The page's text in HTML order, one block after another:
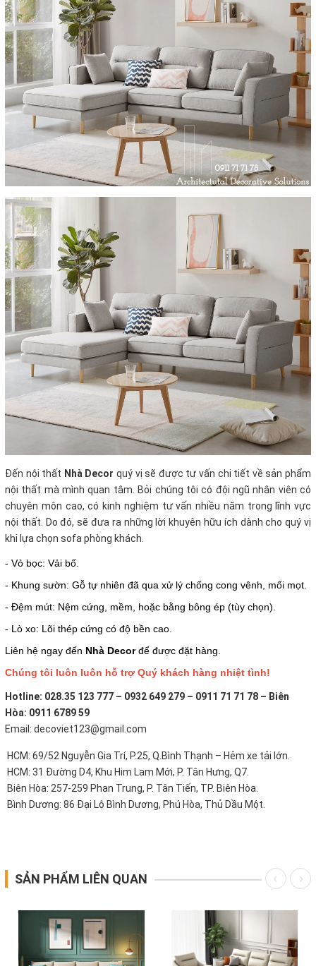
Đến nội thất Nhà Decorquý vị sẽ được tư vấn chi tiết về sản phẩm
nội thất mà mình quan tâm. Bỏi chúng tôi có đội ngũ nhân viên có
chuyên môn cao, có kinh nghiệm tư vấn nhiều năm trong lĩnh vực
nội thất. Do đó, sẽ đưa ra những lời khuyên hữu ích dành cho quý vị
khi lựa chọn sofa phòng khách.
- Vỏ bọc: Vải bố.
- Khung sườn: Gỗ tự nhiên đã qua xử lý chống cong vênh, mối mọt.
- Đệm mút: Nệm cứng, mềm, hoặc bằng bông ép (tùy chọn).
- Lò xo: Lõi thép cứng có độ bền cao.
Liên hệ ngay đến Nhà Decorđể được đặt hàng.
Chúng tôi luôn luôn hỗ trợ Quý khách hàng nhiệt tình!
Hotline: 028.35 123 777 – 0932 649 279 – 0911 71 71 78 – Biên
Hòa: 0911 6789 59
Email: decoviet123@gmail.com
HCM: 69/52 Nguyễn Gia Trí, P.25, Q.Bình Thạnh – Hẻm xe tải lớn.
HCM: 31 Đường D4, Khu Him Lam Mới, P. Tân Hưng, Q7.
Biên Hòa: 257-259 Phan Trung, P. Tân Tiến, TP. Biên Hòa.
Bình Dương: 86 Đại Lộ Bình Dương, Phú Hòa, Thủ Dầu Một.
SẢN PHẨM LIÊN QUAN